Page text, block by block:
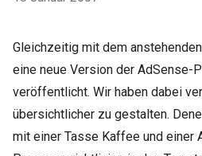
Gleichzeitig mit dem
eine neue Version der AdSense-
veröffentlicht. Wir haben dabei
übersichtlicher zu gestalten.
mit einer Tasse Kaffee und einer